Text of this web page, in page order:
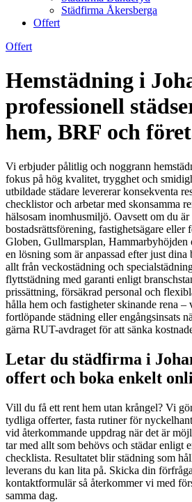
Städfirma Åkersberga
Offert
Offert
Hemstädning i
professionell
hem, BRF och
Vi erbjuder pålitlig och noggrann
fokus på hög kvalitet, trygghet och
utbildade städare levererar konsekventa
checklistor och arbetar med skonsamma
hälsosam inomhusmiljö. Oavsett om du är
bostadsrättsförening, fastighetsägare eller
Globen, Gullmarsplan, Hammarbyhöjden
en lösning som är anpassad efter just
allt från veckostädning och
flyttstädning med garanti enligt
prissättning, försäkrad personal och
hålla hem och fastigheter skinande rena –
fortlöpande städning eller engångsinsats
gärna RUT-avdraget för att sänka
Letar du städfirma i
offert och boka enkelt
Vill du få ett rent hem utan krångel? Vi
tydliga offerter, fasta rutiner för
vid återkommande uppdrag när det är
tar med allt som behövs och städar enligt
checklista. Resultatet blir städning som
leverans du kan lita på. Skicka din
kontaktformulär så återkommer vi med
samma dag.